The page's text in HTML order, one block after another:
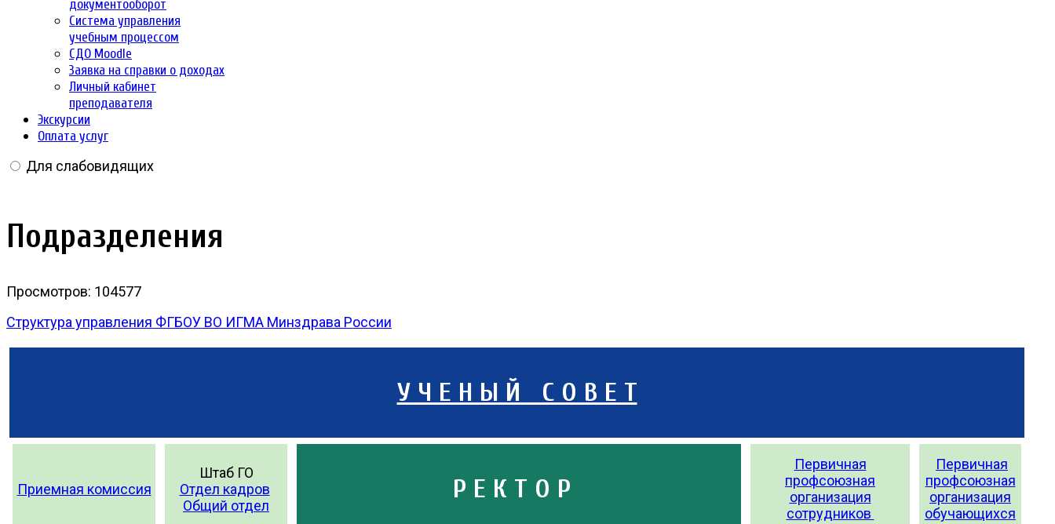
документооборот
Система управления
учебным процессом
СДО Moodle
Заявка на справки о доходах
Личный кабинет
преподавателя
Экскурсии
Оплата услуг
Для слабовидящих
Подразделения
Просмотров: 104577
Структура управления ФГБОУ ВО ИГМА Минздрава России
У Ч Е Н Ы Й С О В Е Т
Приемная комиссия
Штаб ГО
Отдел кадров
Общий отдел
Р Е К Т О Р
Первичная
профсоюзная
организация
сотрудников
Первичная
профсоюзная
организация
обучающихся